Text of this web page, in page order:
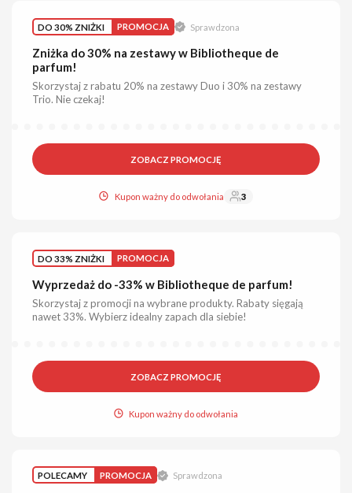
DO 30% ZNIŻKI PROMOCJA Sprawdzona
Zniżka do 30% na zestawy w Bibliotheque de
parfum!
Skorzystaj z rabatu 20% na zestawy Duo i 30% na zestawy
Trio. Nie czekaj!
ZOBACZ PROMOCJĘ
Kupon ważny do odwołania 3
DO 33% ZNIŻKI PROMOCJA
Wyprzedaż do -33% w Bibliotheque de parfum!
Skorzystaj z promocji na wybrane produkty. Rabaty sięgają
nawet 33%. Wybierz idealny zapach dla siebie!
ZOBACZ PROMOCJĘ
Kupon ważny do odwołania
POLECAMY PROMOCJA Sprawdzona